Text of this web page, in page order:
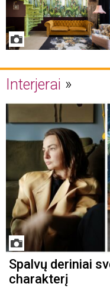
Interjerai
Spalvų deriniai
charakterį